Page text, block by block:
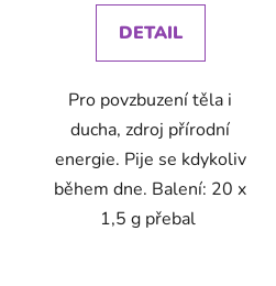
DETAIL
Pro povzbuzení těla i
ducha, zdroj přírodní
energie. Pije se kdykoliv
během dne. Balení: 20 x
1,5 g přebal